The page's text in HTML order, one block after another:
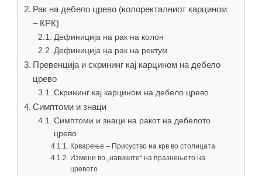
Рак на дебело црево (колоректалниот карцином
– КРК)
Дефиниција на рак на колон
Дефиниција на рак на ректум
Превенција и скрининг кај карцином на дебело
црево
Скрининг кај карцином на дебело црево
Симптоми и знаци
Симптоми и знаци на ракот на дебелото
црево
Крварење – Присуство на крв во столицата
Измени во „навиките“ на празнењето на
цревото